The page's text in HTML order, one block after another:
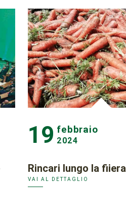
19 febbraio
2024
Rincari lungo la fiiera
VAI AL DETTAGLIO